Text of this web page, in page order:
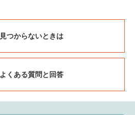
見つからないときは
よくある質問と回答